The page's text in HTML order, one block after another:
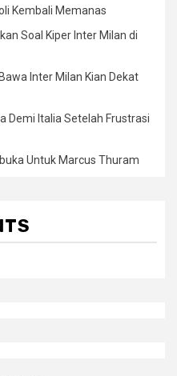
Kembali Memanas
Soal Kiper Inter Milan di
Inter Milan Kian Dekat
Demi Italia Setelah Frustrasi
Untuk Marcus Thuram